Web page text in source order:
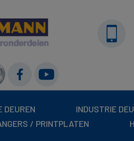
DEUREN INDUSTRIE
/ PRINTPLATEN